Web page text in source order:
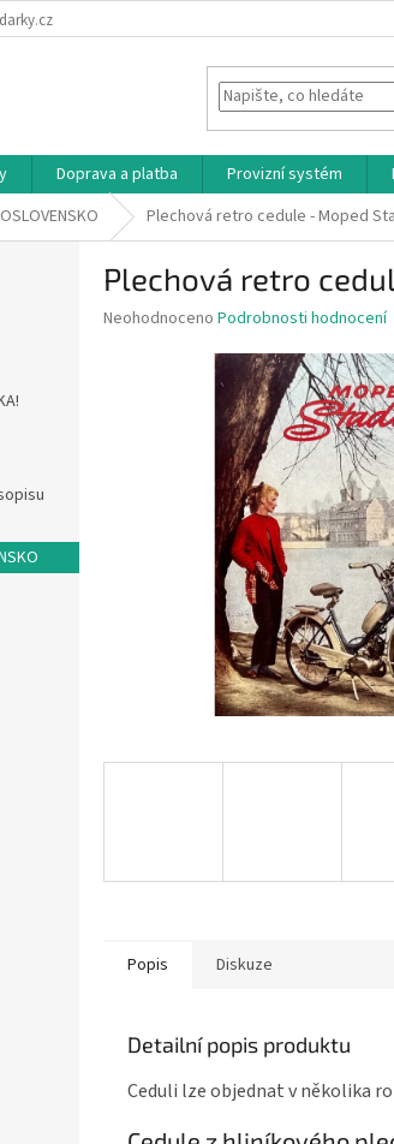
Doprava a platba Provizní systém
Plechová retro cedule - Moped
Plechová retro
Průměrné
Neohodnoceno Podrobnosti hodnocení
Popis Diskuze
Detailní popis produktu
Ceduli lze objednat v několika